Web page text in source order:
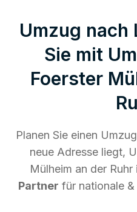
Umzug nach
Sie mit
Foerster
Planen Sie einen
neue Adresse liegt,
Mülheim an der Ruhr
Partner für nationale